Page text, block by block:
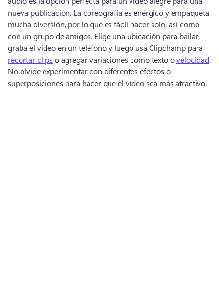
nueva publicación. La coreografía es enérgico y empaqueta
mucha diversión, por lo que es fácil hacer solo, así como
con un grupo de amigos. Elige una ubicación para bailar,
graba el vídeo en un teléfono y luego usa Clipchamp para
recortar clips o agregar variaciones como texto o velocidad
No olvide experimentar con diferentes efectos o
superposiciones para hacer que el vídeo sea más atractivo.